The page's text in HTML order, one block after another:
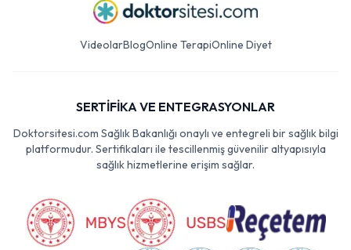
VideolarBlogOnline TerapiOnline Diyet
SERTİFİKA VE ENTEGRASYONLAR
Doktorsitesi.com Sağlık Bakanlığı onaylı ve entegreli bir sağlık bilgi
platformudur. Sertifikaları ile tescillenmiş güvenilir altyapısıyla
sağlık hizmetlerine erişim sağlar.